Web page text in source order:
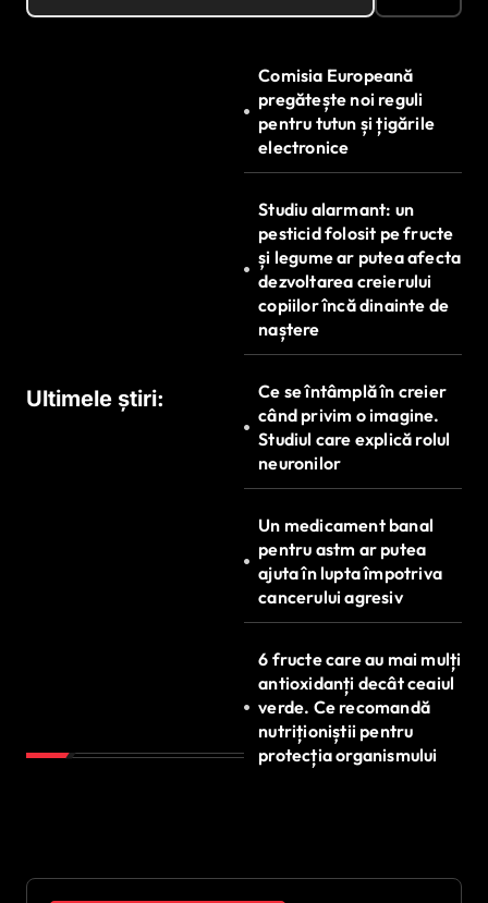
Ultimele știri:
Comisia Europeană
pregătește noi reguli
pentru tutun și țigările
electronice
Studiu alarmant: un
pesticid folosit pe fructe
și legume ar putea afecta
dezvoltarea creierului
copiilor încă dinainte de
naștere
Ce se întâmplă în creier
când privim o imagine.
Studiul care explică rolul
neuronilor
Un medicament banal
pentru astm ar putea
ajuta în lupta împotriva
cancerului agresiv
6 fructe care au mai mulți
antioxidanți decât ceaiul
verde. Ce recomandă
nutriționiștii pentru
protecția organismului